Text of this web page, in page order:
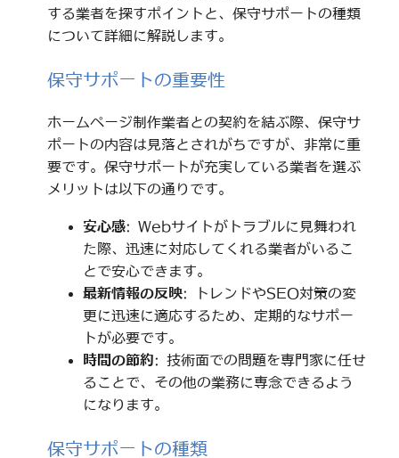
する業者を探すポイントと、保守サポートの種類
について詳細に解説します。
保守サポートの重要性
ホームページ制作業者との契約を結ぶ際、保守サ
ポートの内容は見落とされがちですが、非常に重
要です。保守サポートが充実している業者を選ぶ
メリットは以下の通りです。
安心感: Webサイトがトラブルに見舞われ
た際、迅速に対応してくれる業者がいるこ
とで安心できます。
最新情報の反映: トレンドやSEO対策の変
更に迅速に適応するため、定期的なサポー
トが必要です。
時間の節約: 技術面での問題を専門家に任せ
ることで、その他の業務に専念できるよう
になります。
保守サポートの種類